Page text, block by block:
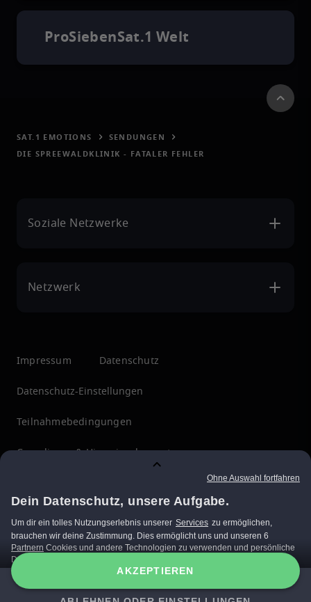
ProSiebenSat.1 Welt
SAT.1 EMOTIONS
SENDUNGEN
DIE SPREEWALDKLINIK - FATALER FEHLER
Soziale Netzwerke
Netzwerk
Impressum Datenschutz
Datenschutz-Einstellungen
Teilnahmebedingungen
Compliance & Hinweisgebersystem
ÜBERZEUGT?